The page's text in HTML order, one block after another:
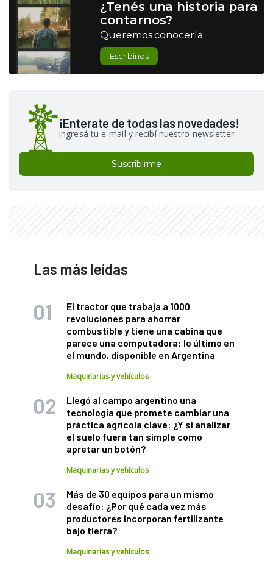
¿Tenés una historia para
contarnos?
Queremos conocerla
Escribinos
¡Enterate de todas las novedades!
Ingresá tu e-mail y recibí nuestro newsletter
Suscribirme
Las más leídas
El tractor que trabaja a 1000
revoluciones para ahorrar
combustible y tiene una cabina que
parece una computadora: lo último en
el mundo, disponible en Argentina
Maquinarias y vehículos
Llegó al campo argentino una
tecnología que promete cambiar una
práctica agrícola clave: ¿Y si analizar
el suelo fuera tan simple como
apretar un botón?
Maquinarias y vehículos
Más de 30 equipos para un mismo
desafío: ¿Por qué cada vez más
productores incorporan fertilizante
bajo tierra?
Maquinarias y vehículos